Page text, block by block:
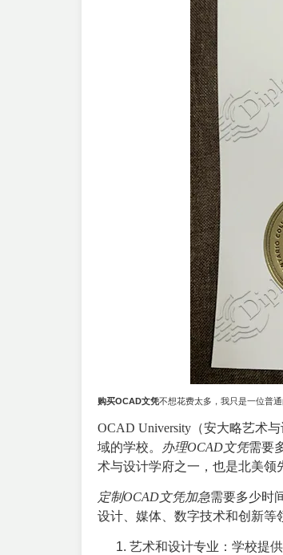
购买OCAD文凭不想花费太多，我只是一位普通
OCAD University（安大略艺术
域的学校。
办理OCAD文凭需要
术与设计学府之一，也是北美领
定制OCAD文凭加急需要多少时
设计、媒体、数字技术和创新等
艺术和设计专业：学校提